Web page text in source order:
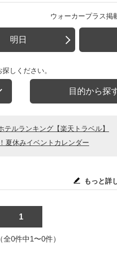
ウォーカープラス掲
明日
しください。
目的から探
ルランキング【楽天トラベル】
夏休みイベントカレンダー
もっと詳
1
全0件中1〜0件）